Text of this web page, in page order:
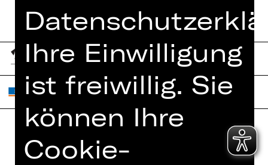
Home
Ihre Einwilligung
ist freiwillig. Sie
können Ihre
Cookie-